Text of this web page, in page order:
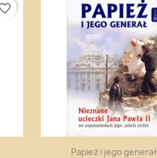
Szybki podgląd
Papież i jego generał